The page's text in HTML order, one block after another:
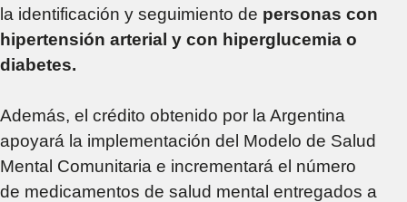
la identificación y seguimiento de personas con
hipertensión arterial y con hiperglucemia o
diabetes.
Además, el crédito obtenido por la Argentina
apoyará la implementación del Modelo de Salud
Mental Comunitaria e incrementará el número
de medicamentos de salud mental entregados a